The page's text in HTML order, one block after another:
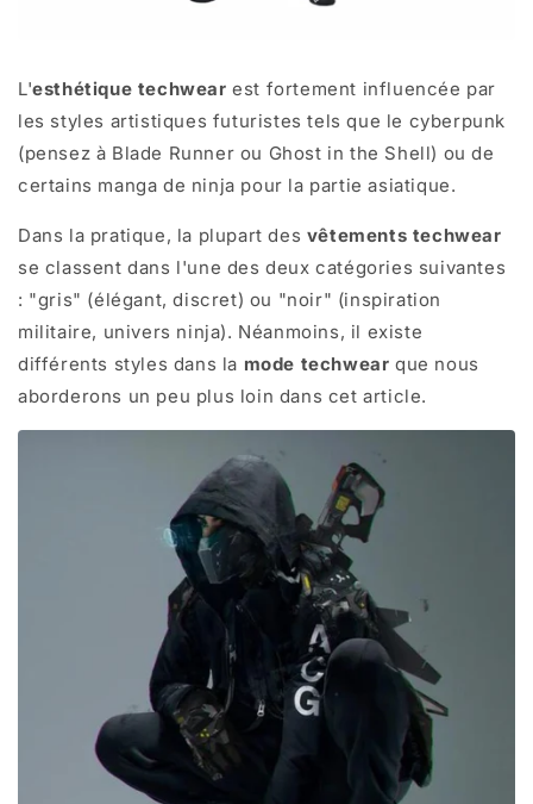
L'esthétique techwear est fortement influencée par
les styles artistiques futuristes tels que le cyberpunk
(pensez à Blade Runner ou Ghost in the Shell) ou de
certains manga de ninja pour la partie asiatique.
Dans la pratique, la plupart des vêtements techwear
se classent dans l'une des deux catégories suivantes
: "gris" (élégant, discret) ou "noir" (inspiration
militaire, univers ninja). Néanmoins, il existe
différents styles dans la mode techwear que nous
aborderons un peu plus loin dans cet article.